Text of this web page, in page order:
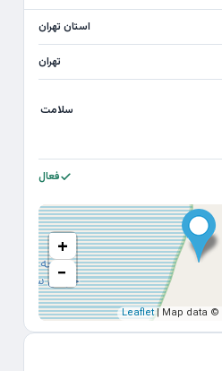
استان تهران
تهران
سلامت
فعال
+
−
Leaflet| Map data ©